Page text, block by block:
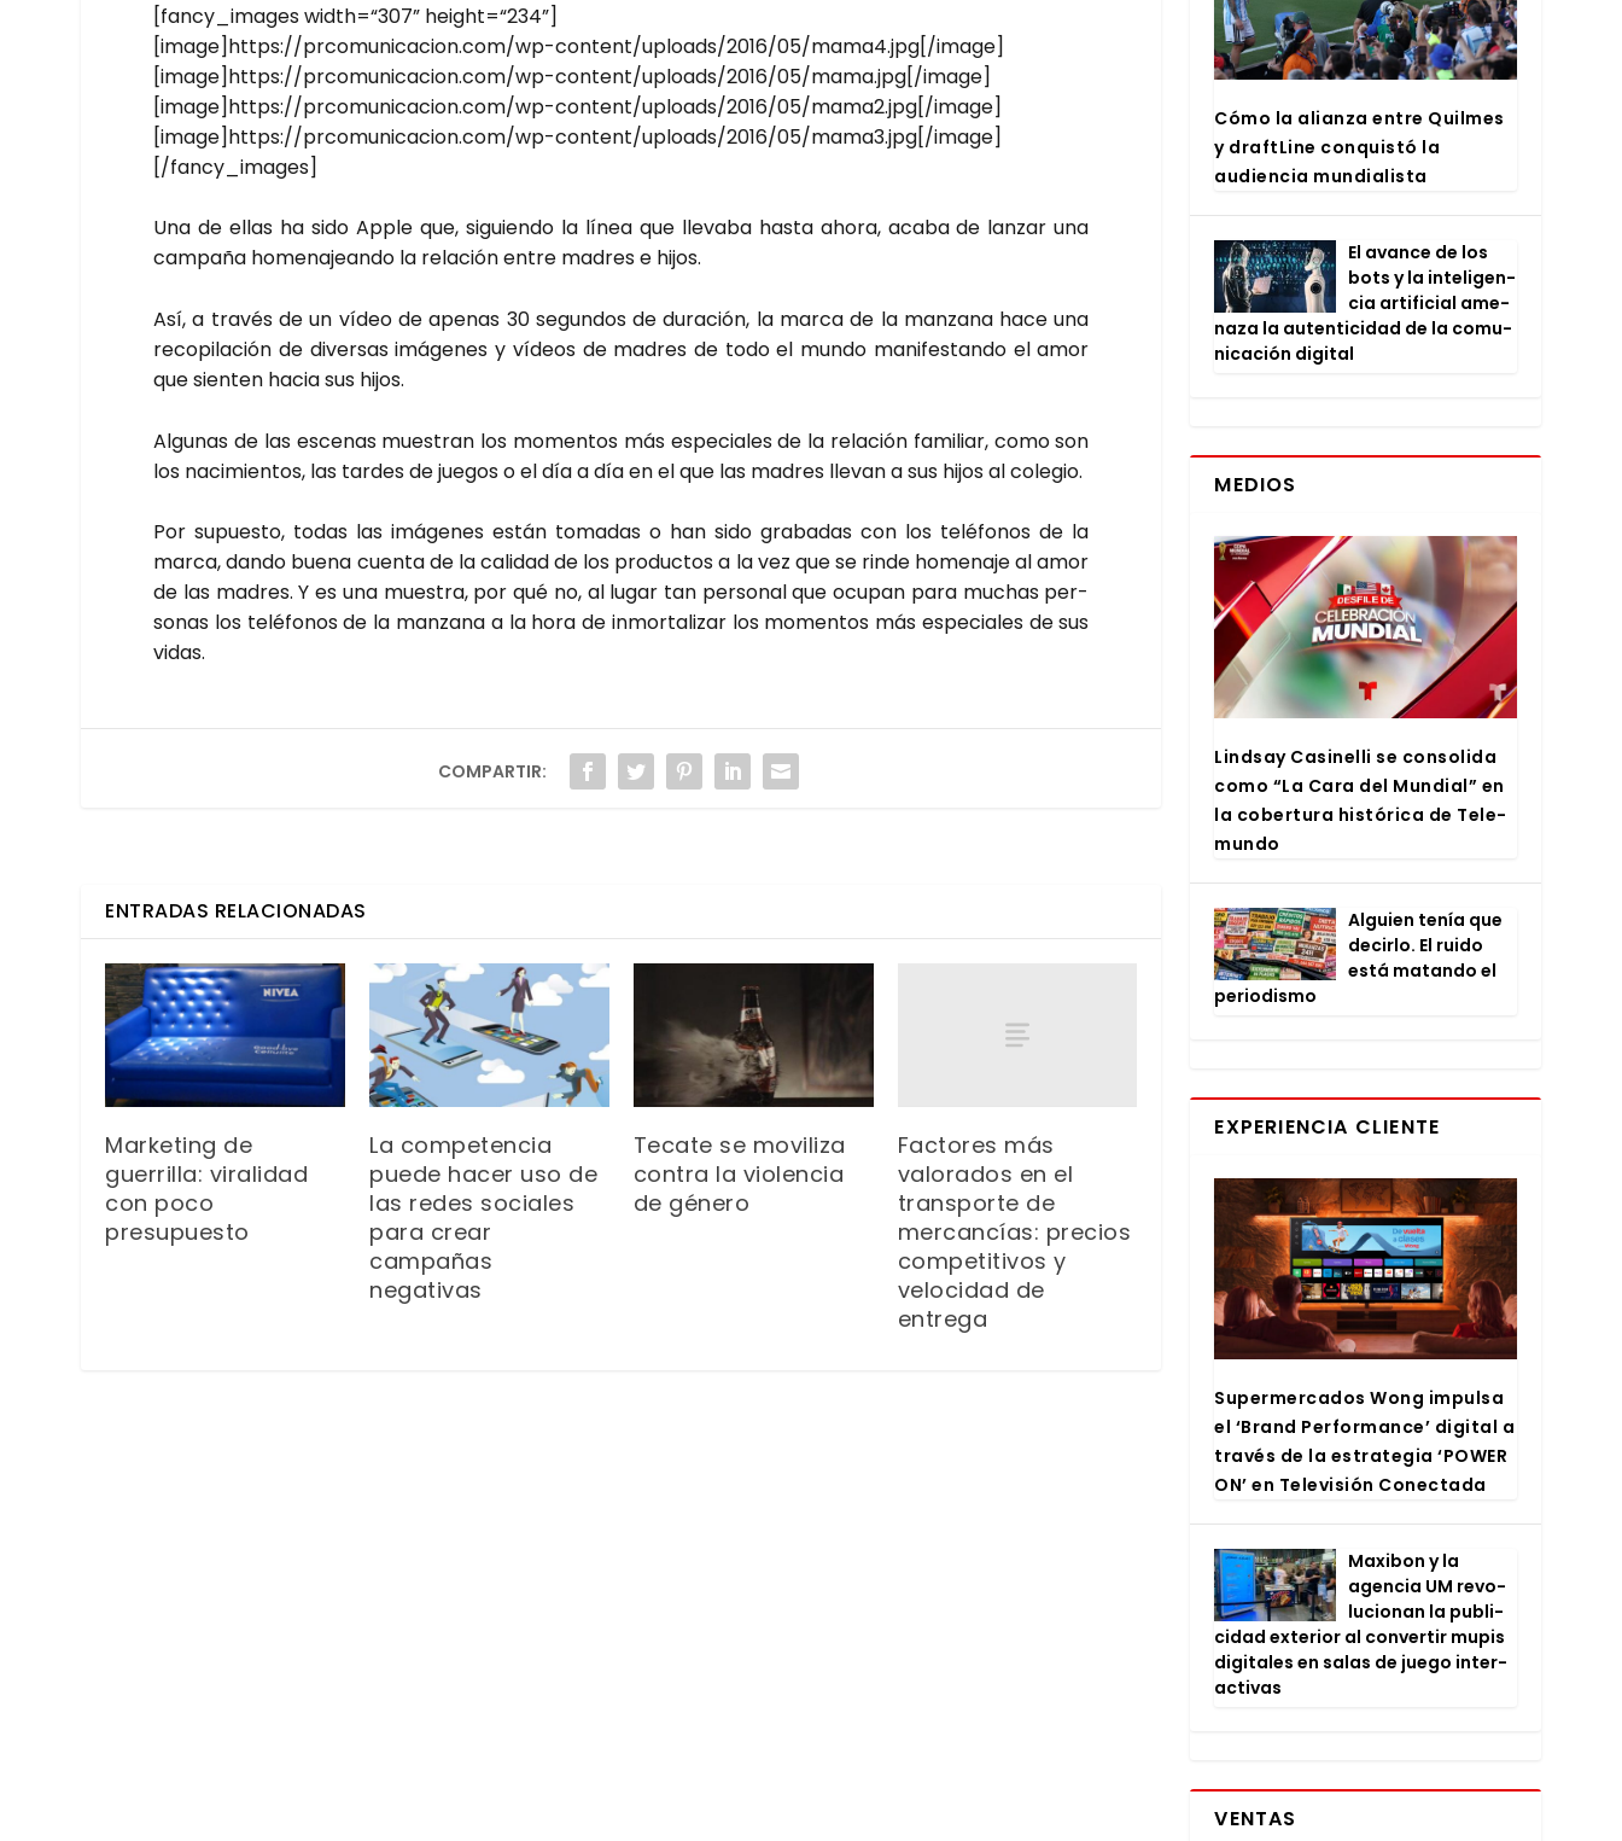
[fancy_images width=“307” height=“234”]
[image]https://prcomunicacion.com/wp-content/uploads/2016/05/mama4.jpg[/image]
[image]https://prcomunicacion.com/wp-content/uploads/2016/05/mama.jpg[/image]
[image]https://prcomunicacion.com/wp-content/uploads/2016/05/mama2.jpg[/image]
[image]https://prcomunicacion.com/wp-content/uploads/2016/05/mama3.jpg[/image]
[/fancy_images]
Una de ellas ha sido Apple que, siguien­do la línea que lle­va­ba has­ta aho­ra, aca­ba de lan­zar una
cam­pa­ña home­na­jean­do la rela­ción entre madres e hijos.
Así, a tra­vés de un vídeo de ape­nas 30 segun­dos de dura­ción, la mar­ca de la man­za­na hace una
reco­pi­la­ción de diver­sas imá­ge­nes y vídeos de madres de todo el mun­do mani­fes­tan­do el amor
que sien­ten hacia sus hijos.
Algu­nas de las esce­nas mues­tran los momen­tos más espe­cia­les de la rela­ción fami­liar, como son
los naci­mien­tos, las tar­des de jue­gos o el día a día en el que las madres lle­van a sus hijos al cole­gio.
Por supues­to, todas las imá­ge­nes están toma­das o han sido gra­ba­das con los telé­fo­nos de la
mar­ca, dan­do bue­na cuen­ta de la cali­dad de los pro­duc­tos a la vez que se rin­de home­na­je al amor
de las madres. Y es una mues­tra, por qué no, al lugar tan per­so­nal que ocu­pan para muchas per­
so­nas los telé­fo­nos de la man­za­na a la hora de inmor­ta­li­zar los momen­tos más espe­cia­les de sus
vidas.
COMPARTIR:
ENTRADAS RELACIONADAS
Marketing de
guerrilla: viralidad
con poco
presupuesto
La competencia
puede hacer uso de
las redes sociales
para crear
campañas
negativas
Tecate se moviliza
contra la violencia
de género
Factores más
valorados en el
transporte de
mercancías: precios
competitivos y
velocidad de
entrega
Cómo la alian­za entre Quil­mes
y draftLi­ne con­quis­tó la
audien­cia mun­dia­lis­ta
El avan­ce de los
bots y la inte­li­gen­
cia arti­fi­cial ame­
na­za la auten­ti­ci­dad de la comu­
ni­ca­ción digi­tal
MEDIOS
Lind­say Casi­ne­lli se con­so­li­da
como “La Cara del Mun­dial” en
la cober­tu­ra his­tó­ri­ca de Tele­
mun­do
Alguien tenía que
decir­lo. El rui­do
está matan­do el
perio­dis­mo
EXPERIENCIA CLIENTE
Super­mer­ca­dos Wong impul­sa
el ‘Brand Per­for­man­ce’ digi­tal a
tra­vés de la estra­te­gia ‘POWER
ON’ en Tele­vi­sión Conec­ta­da
Maxi­bon y la
agen­cia UM revo­
lu­cio­nan la publi­
ci­dad exte­rior al con­ver­tir mupis
digi­ta­les en salas de jue­go inter­
ac­ti­vas
VENTAS